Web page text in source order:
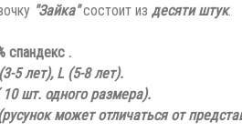
"Зайка"состоит из десяти штук.
спандекс .
5 лет), L (5-8 лет).
10 шт. одного размера).
может отличаться от